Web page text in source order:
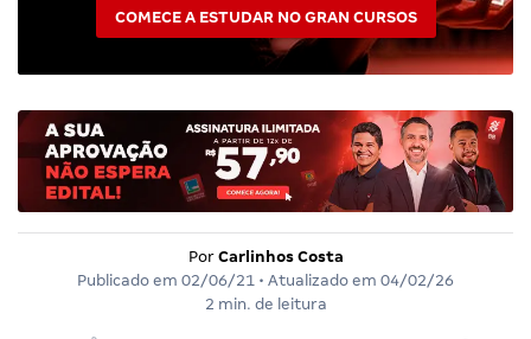
COMECE A ESTUDAR NO GRAN CURSOS
Por Carlinhos Costa
Publicado em 02/06/21 • Atualizado em 04/02/26
2 min. de leitura